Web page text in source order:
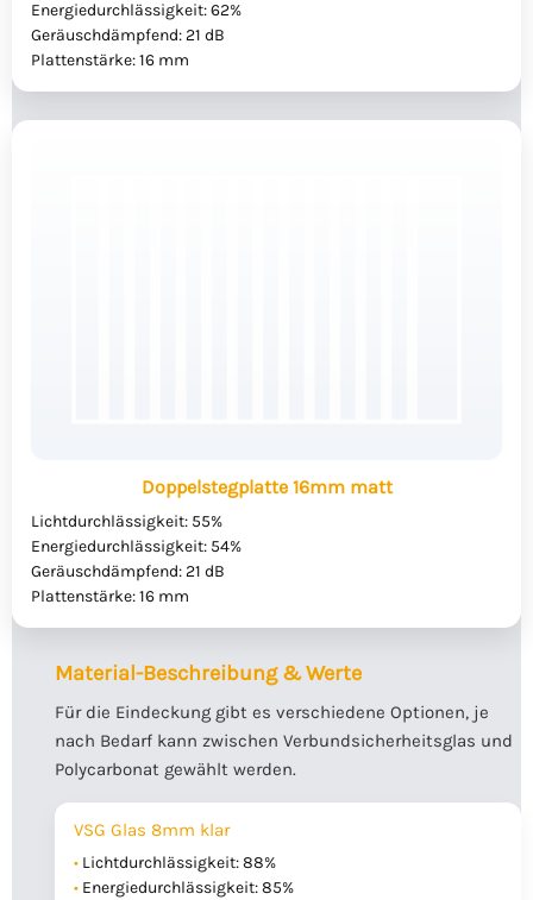
Energiedurchlässigkeit: 62%
Geräuschdämpfend: 21 dB
Plattenstärke: 16 mm
Doppelstegplatte 16mm matt
Lichtdurchlässigkeit: 55%
Energiedurchlässigkeit: 54%
Geräuschdämpfend: 21 dB
Plattenstärke: 16 mm
Material-Beschreibung & Werte
Für die Eindeckung gibt es verschiedene Optionen, je
nach Bedarf kann zwischen Verbundsicherheitsglas und
Polycarbonat gewählt werden.
VSG Glas 8mm klar
Lichtdurchlässigkeit: 88%
Energiedurchlässigkeit: 85%